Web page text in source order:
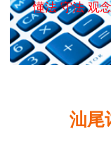
懂法 守法 观
汕尾